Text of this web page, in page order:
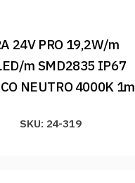
24V PRO 19,2W/m
m SMD2835 IP67
NEUTRO 4000K 1m
SKU: 24-319